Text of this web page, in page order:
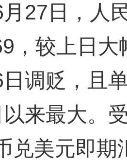
日，人民
，较上日
调贬，且
以来最大。
兑美元即